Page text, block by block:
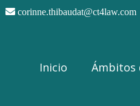
corinne.thibaudat@ct4law.com
Inicio Ámbitos